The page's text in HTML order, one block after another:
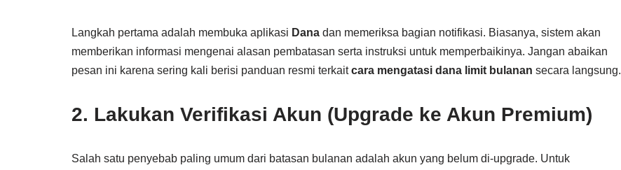
Langkah pertama adalah membuka aplikasi Dana dan memeriksa bagian notifikasi. Biasanya, sistem akan
memberikan informasi mengenai alasan pembatasan serta instruksi untuk memperbaikinya. Jangan abaikan
pesan ini karena sering kali berisi panduan resmi terkaitcara mengatasi dana limit bulanan secara langsung.
2. Lakukan Verifikasi Akun (Upgrade ke Akun Premium)
Salah satu penyebab paling umum dari batasan bulanan adalah akun yang belum di-upgrade. Untuk